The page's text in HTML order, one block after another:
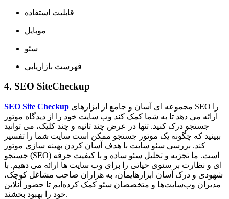
قابلیت استفاده
موبایل
سئو
فهرست بازاریابی
4. SEO SiteCheckup
SEO Site Checkup
ارائه می دهد تا به شما کمک کند وب سایت خود را از دیدگاه موتور
جستجو درک کنید. تنها در عرض چند ثانیه و چند کلیک، می توانید
ببینید که چگونه یک موتور جستجو ممکن است سایت شما را تفسیر
کند. بررسی سئو سایت با هدف آسان کردن بهینه سازی موتور
جستجو (SEO) است. ما تجزیه و تحلیل سئو ساده و با کیفیت حرفه
ای و نظارت بر سئوی حیاتی را برای وب سایت ها ارائه می دهیم. با
شهودی و درک آسان ابزارهایمان، به هزاران صاحب مشاغل کوچک،
مدیران وب‌سایت‌ها و متخصصان سئو کمک کرده‌ایم تا حضور آنلاین
خود را بهبود بخشند.